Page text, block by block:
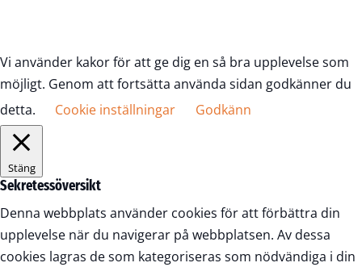
Vi använder kakor för att ge dig en så bra upplevelse som
möjligt. Genom att fortsätta använda sidan godkänner du
detta.
Cookie inställningar Godkänn
Stäng
Sekretessöversikt
Denna webbplats använder cookies för att förbättra din
upplevelse när du navigerar på webbplatsen. Av dessa
cookies lagras de som kategoriseras som nödvändiga i din